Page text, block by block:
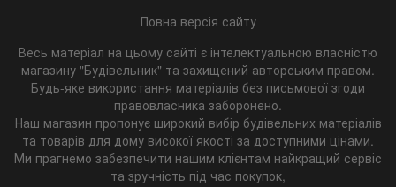
Повна версія сайту
Весь матеріал на цьому сайті є інтелектуальною власністю
магазину "Будівельник" та захищений авторським правом.
Будь-яке використання матеріалів без письмової згоди
правовласника заборонено.
Наш магазин пропонує широкий вибір будівельних матеріалів
та товарів для дому високої якості за доступними цінами.
Ми прагнемо забезпечити нашим клієнтам найкращий сервіс
та зручність під час покупок,